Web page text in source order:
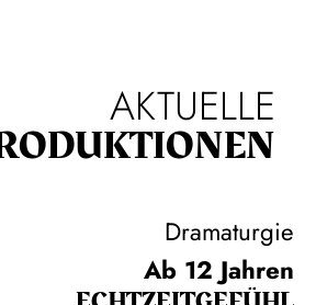
AKTUELLE
Dramaturgie
Ab 12 Jahren